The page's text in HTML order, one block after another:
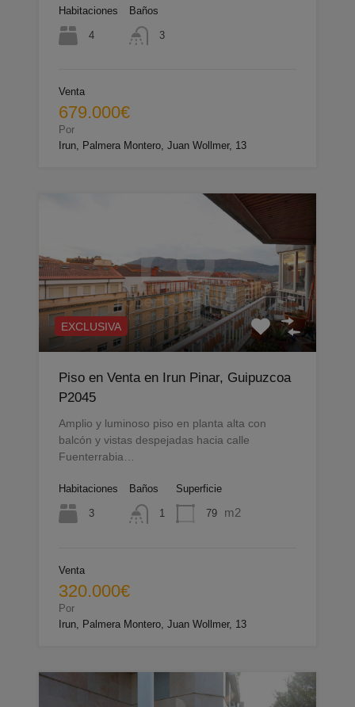
Habitaciones
4
Baños
3
Venta
679.000€
Por
Irun, Palmera Montero, Juan Wollmer, 13
EXCLUSIVA
Piso en Venta en Irun Pinar, Guipuzcoa
P2045
Amplio y luminoso piso en planta alta con
balcón y vistas despejadas hacia calle
Fuenterrabia…
Habitaciones
3
Baños
1
Superficie
79 m2
Venta
320.000€
Por
Irun, Palmera Montero, Juan Wollmer, 13